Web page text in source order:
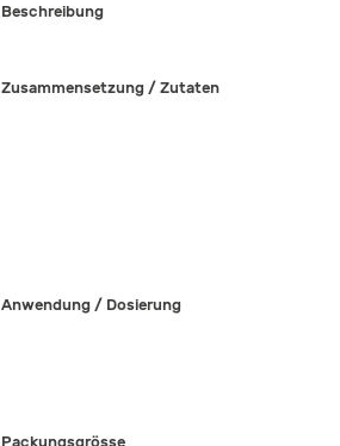
Beschreibung
Zusammensetzung / Zutaten
Anwendung / Dosierung
Packungsgrösse